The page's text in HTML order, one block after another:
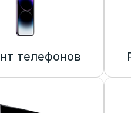
телефонов